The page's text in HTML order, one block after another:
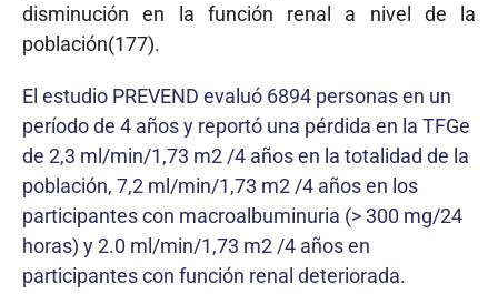
disminución en la función renal a nivel de la
población(177).
El estudio PREVEND evaluó 6894 personas en un
período de 4 años y reportó una pérdida en la TFGe
de 2,3 ml/min/1,73 m2 /4 años en la totalidad de la
población, 7,2 ml/min/1,73 m2 /4 años en los
participantes con macroalbuminuria (> 300 mg/24
horas) y 2.0 ml/min/1,73 m2 /4 años en
participantes con función renal deteriorada.